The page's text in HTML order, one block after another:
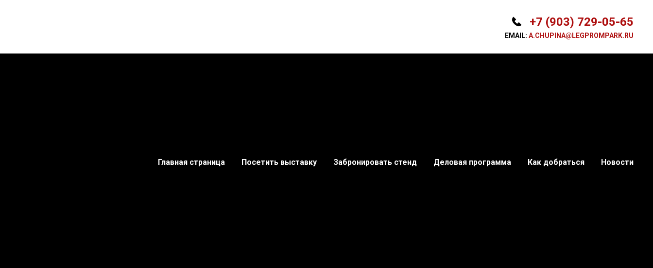
+7 (903) 729-05-65
EMAIL: A.CHUPINA@LEGPROMPARK.RU
Главная страница Посетить выставку Забронировать стенд Деловая программа Как добраться Новости